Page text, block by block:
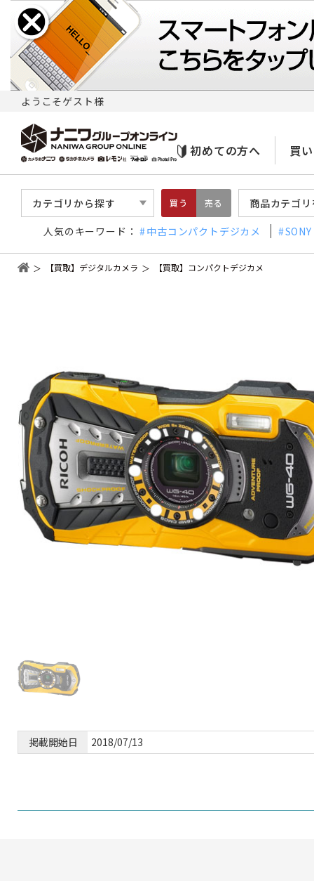
ようこそゲスト様
初めての方へ 買
カテゴリから探す 買う 売る 商品カテゴ
人気のキーワード： 中古コンパクトデジカメ
【買取】デジタルカメラ 【買取】コンパクトデジカメ
掲載開始日 2018/07/13